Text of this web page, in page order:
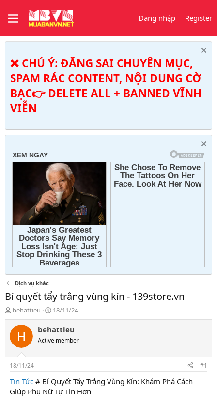
Đăng nhập Register
❌ CHÚ Ý: ĐĂNG SAI CHUYÊN MỤC,
SPAM RÁC CONTENT, NỘI DUNG CỜ
BẠC👉 DELETE ALL + BANNED VĨNH
VIỄN
Dịch vụ khác
Bí quyết tẩy trắng vùng kín - 139store.vn
T
h
r
a
s
t
a
r
t
behattieu
N
g
à
g
18/11/24
behattieu
Active member
18/11/24 #1
Tin Tức # Bí Quyết Tẩy Trắng Vùng Kín: Khám Phá Cách
Giúp Phụ Nữ Tự Tin Hơn